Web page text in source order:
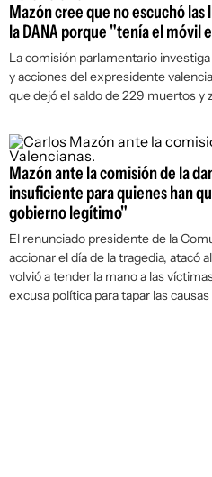
Mazón cree que no escuchó las
la DANA porque "tenía el móvil
La comisión parlamentario
y acciones del expresidente
que dejó el saldo de 229 muertos y
Mazón ante la comisión de la
insuficiente para quienes han
gobierno legítimo"
El renunciado presidente de la
accionar el día de la tragedia, atacó
volvió a tender la mano a las
excusa política para tapar las causas